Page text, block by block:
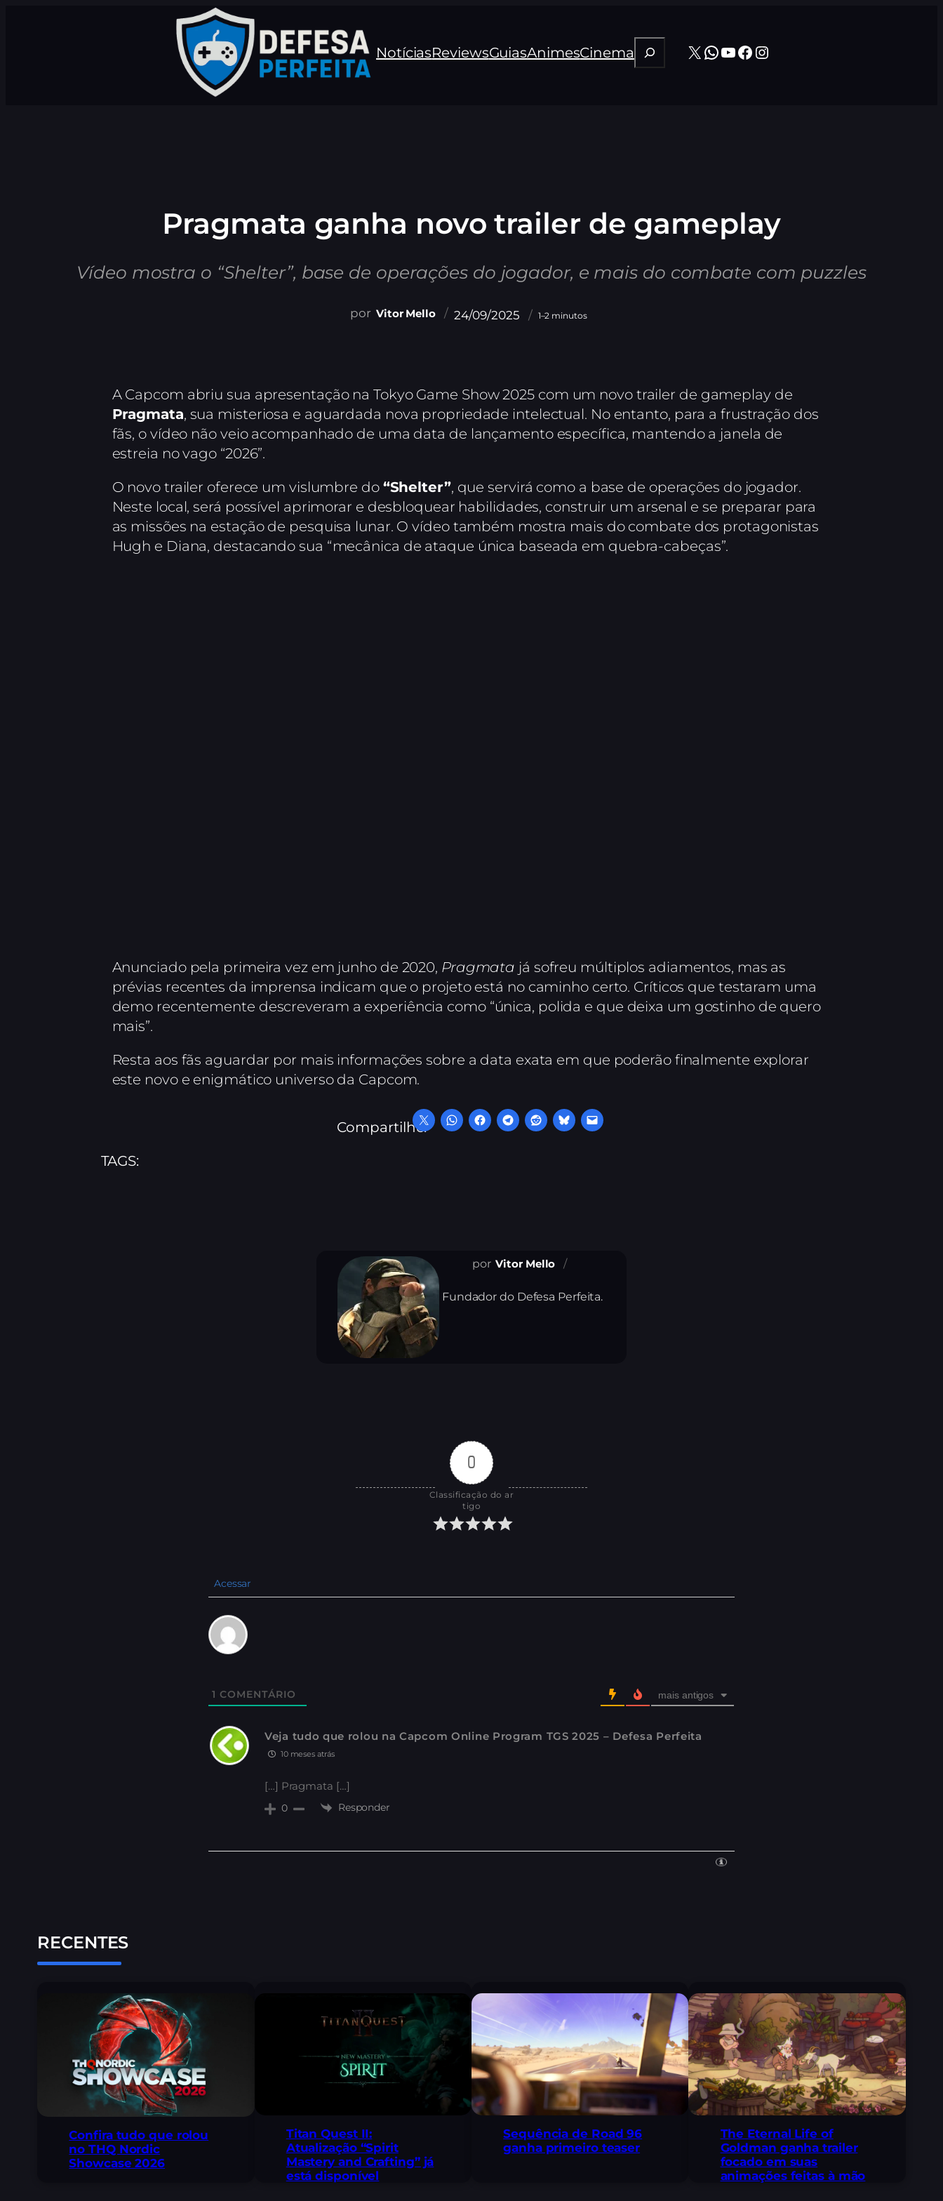
NotíciasReviewsGuiasAnimesCinema Pesquisar
X WhatsApp
Youtube
Facebook
Instagram
Pragmata ganha novo trailer de gameplay
Vídeo mostra o “Shelter”, base de operações do jogador, e mais do combate com puzzles
Vitor Mello 24/09/2025 1–2 minutos
A Capcom abriu sua apresentação na Tokyo Game Show 2025 com um novo trailer de gameplay de
Pragmata, sua misteriosa e aguardada nova propriedade intelectual. No entanto, para a frustração dos
fãs, o vídeo não veio acompanhado de uma data de lançamento específica, mantendo a janela de
estreia no vago “2026”.
O novo trailer oferece um vislumbre do “Shelter”, que servirá como a base de operações do jogador.
Neste local, será possível aprimorar e desbloquear habilidades, construir um arsenal e se preparar para
as missões na estação de pesquisa lunar. O vídeo também mostra mais do combate dos protagonistas
Hugh e Diana, destacando sua “mecânica de ataque única baseada em quebra-cabeças”.
Anunciado pela primeira vez em junho de 2020, Pragmata já sofreu múltiplos adiamentos, mas as
prévias recentes da imprensa indicam que o projeto está no caminho certo. Críticos que testaram uma
demo recentemente descreveram a experiência como “única, polida e que deixa um gostinho de quero
mais”.
Resta aos fãs aguardar por mais informações sobre a data exata em que poderão finalmente explorar
este novo e enigmático universo da Capcom.
Compartilhe:
TAGS:
Vitor Mello
Fundador do Defesa Perfeita.
0
Classificação do ar
tigo
Acessar
1 COMENTÁRIO mais antigos
Veja tudo que rolou na Capcom Online Program TGS 2025 – Defesa Perfeita
10 meses atrás
[…] Pragmata […]
0 Responder
RECENTES
Confira tudo que rolou
no THQ Nordic
Showcase 2026
Titan Quest II:
Atualização “Spirit
Mastery and Crafting” já
está disponível
Sequência de Road 96
ganha primeiro teaser
The Eternal Life of
Goldman ganha trailer
focado em suas
animações feitas à mão